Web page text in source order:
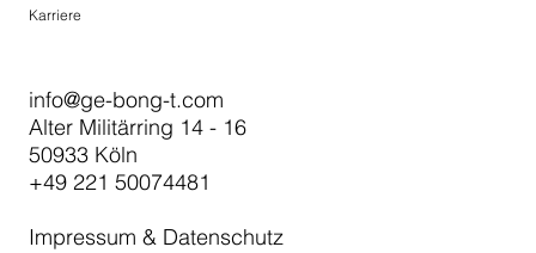
info@ge-bong-t.com
Alter Militärring 14 - 16
50933 Köln
+49 221 50074481
Impressum & Datenschutz
Karriere